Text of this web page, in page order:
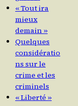
« Tout ira
mieux
demain »
Quelques
considératio
ns sur le
crime et les
criminels
« Liberté »